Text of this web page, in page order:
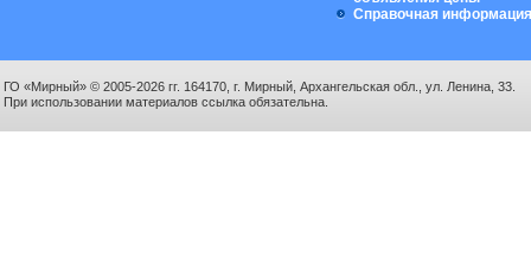
Справочная информация
ГО «Мирный» © 2005-2026 гг. 164170, г. Мирный, Архангельская обл., ул. Ленина, 33.
При использовании материалов ссылка обязательна.